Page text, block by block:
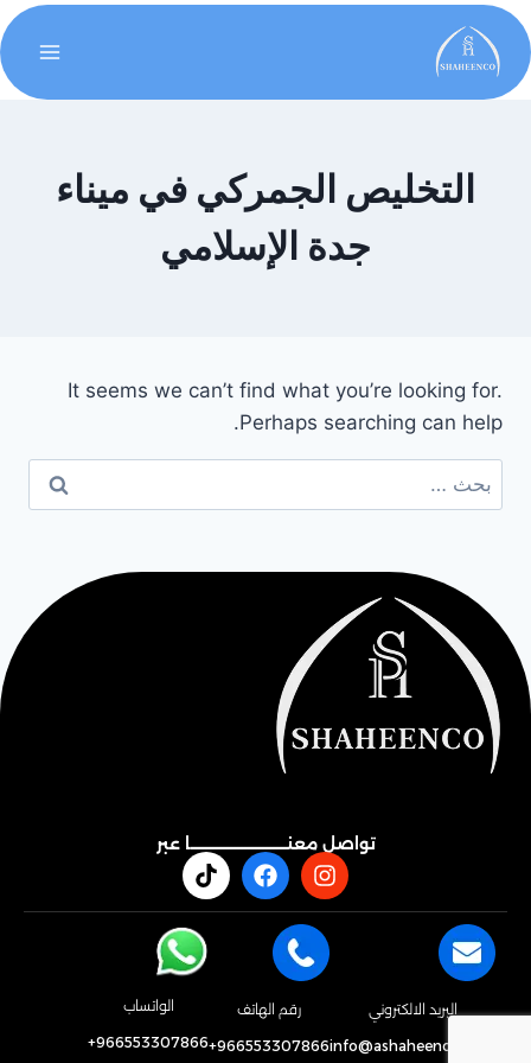
التخليص الجمركي في ميناء
جدة الإسلامي
It seems we can’t find what you’re looking for.
Perhaps searching can help.
تواصل معنـــــــــــــــــــــــــــا عبر
البريد الالكتروني
info@ashaheenco.com
رقم الهاتف
966553307866+
الواتساب
966553307866+